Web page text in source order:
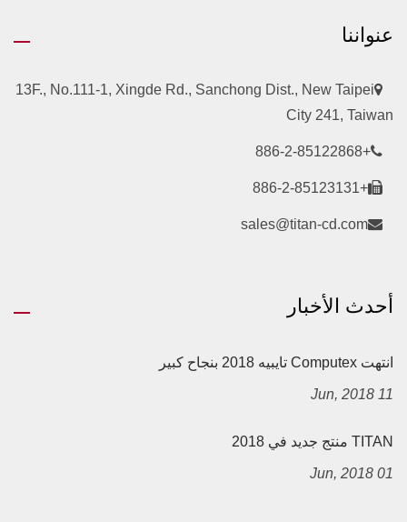
عنواننا
13F., No.111-1, Xingde Rd., Sanchong Dist., New Taipei
City 241, Taiwan
+886-2-85122868
+886-2-85123131
sales@titan-cd.com
أحدث الأخبار
انتهت Computex تايبيه 2018 بنجاح كبير
11 Jun, 2018
TITAN منتج جديد في 2018
01 Jun, 2018